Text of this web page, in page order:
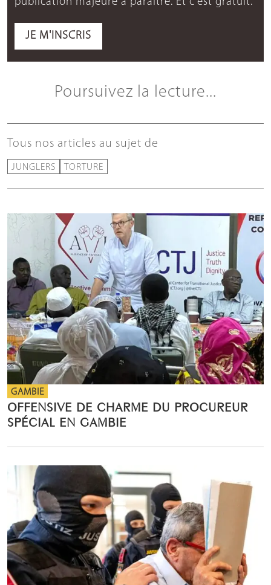
JE M'INSCRIS
Poursuivez la lecture...
Tous nos articles au sujet de
JUNGLERS TORTURE
GAMBIE
OFFENSIVE DE CHARME DU PROCUREUR
SPÉCIAL EN GAMBIE